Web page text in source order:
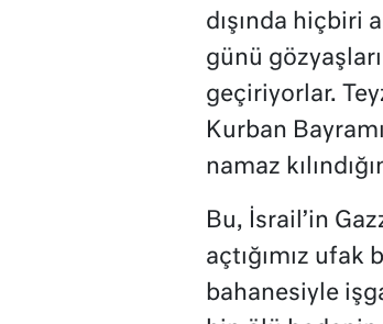
dışında hiçbiri
günü
geçiriyorlar.
Kurban
namaz
Bu, İsrail’in
açtığımız ufak
bahanesiyle